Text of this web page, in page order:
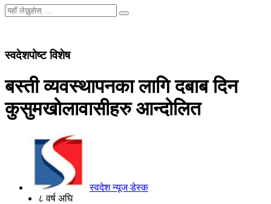
स्वदेशपोष्ट विशेष
बस्ती व्यवस्थापनका लागि दबाब दिन
कुसुमखोलावासीहरु आन्दोलित
स्वदेश न्यूज डेस्क
८ वर्ष अघि